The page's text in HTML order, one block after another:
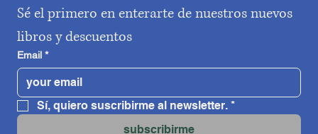
Sé el primero en enterarte de nuestros nuevos
libros y descuentos
Email *
Sí, quiero suscribirme al newsletter. *
subscribirme